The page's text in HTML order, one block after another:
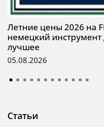
Летние цены 2026 на
немецкий инструмент
лучшее
05.08.2026
Статьи